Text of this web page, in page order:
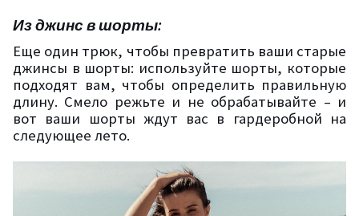
Из джинс в шорты:
Еще один трюк, чтобы превратить ваши старые
джинсы в шорты: используйте шорты, которые
подходят вам, чтобы определить правильную
длину. Смело режьте и не обрабатывайте – и
вот ваши шорты ждут вас в гардеробной на
следующее лето.